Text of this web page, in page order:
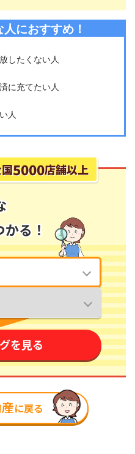
におすすめ！
したくない人
に充てたい人
人